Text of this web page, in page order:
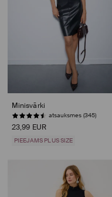
Minisvārki
atsauksmes (345)
23,99 EUR
PIEEJAMS PLUS SIZE